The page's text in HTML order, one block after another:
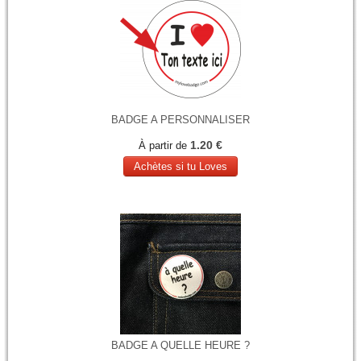
BADGE A PERSONNALISER
À partir de 1.20 €
Achètes si tu Loves
BADGE A QUELLE HEURE ?